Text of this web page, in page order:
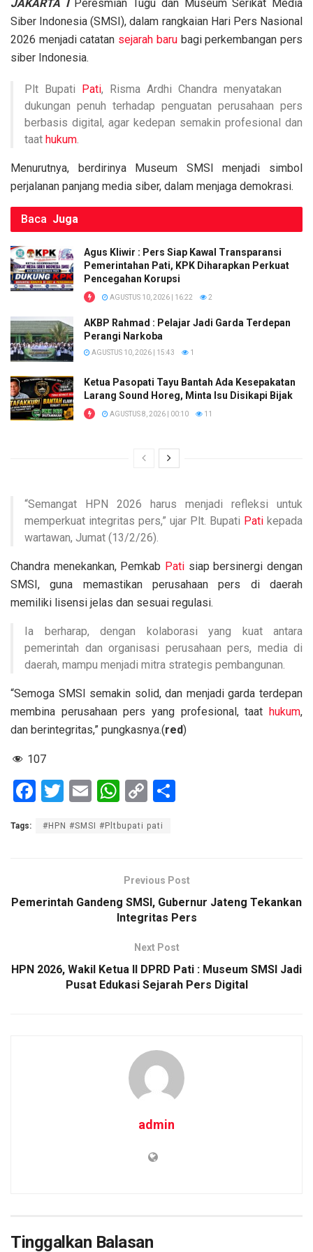
ce
b
o
o
k
tt
er
ail at
s
p
p
py
Li
k
ar
e
JAKARTA I Peresmian Tugu dan Museum Serikat Media
Siber Indonesia (SMSI), dalam rangkaian Hari Pers Nasional
2026 menjadi catatan sejarah barubagi perkembangan pers
siber Indonesia.
Plt Bupati Pati, Risma Ardhi Chandra menyatakan
dukungan penuh terhadap penguatan perusahaan pers
berbasis digital, agar kedepan semakin profesional dan
taat hukum.
Menurutnya, berdirinya Museum SMSI menjadi simbol
perjalanan panjang media siber, dalam menjaga demokrasi.
Baca Juga
Agus Kliwir : Pers Siap Kawal Transparansi
Pemerintahan Pati, KPK Diharapkan Perkuat
Pencegahan Korupsi
AGUSTUS 10, 2026 | 16:22 2
AKBP Rahmad : Pelajar Jadi Garda Terdepan
Perangi Narkoba
AGUSTUS 10, 2026 | 15:43 1
Ketua Pasopati Tayu Bantah Ada Kesepakatan
Larang Sound Horeg, Minta Isu Disikapi Bijak
AGUSTUS 8, 2026 | 00:10 11
“Semangat HPN 2026 harus menjadi refleksi untuk
memperkuat integritas pers,” ujar Plt. Bupati Pati kepada
wartawan, Jumat (13/2/26).
Chandra menekankan, Pemkab Pati siap bersinergi dengan
SMSI, guna memastikan perusahaan pers di daerah
memiliki lisensi jelas dan sesuai regulasi.
Ia berharap, dengan kolaborasi yang kuat antara
pemerintah dan organisasi perusahaan pers, media di
daerah, mampu menjadi mitra strategis pembangunan.
“Semoga SMSI semakin solid, dan menjadi garda terdepan
membina perusahaan pers yang profesional, taat hukum,
dan berintegritas,” pungkasnya.(red)
107
F
ce
o
T
tt
E
ail
W
at
A
p
p
C
py
n
k
Tags: #HPN #SMSI #Pltbupati pati
Previous Post
Pemerintah Gandeng SMSI, Gubernur Jateng Tekankan
Integritas Pers
Next Post
HPN 2026, Wakil Ketua II DPRD Pati : Museum SMSI Jadi
Pusat Edukasi Sejarah Pers Digital
admin
Tinggalkan Balasan